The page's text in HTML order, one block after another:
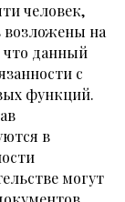
человек,
возложены на
что данный
с
функций.
в
могут